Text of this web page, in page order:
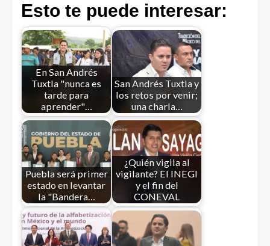
Esto te puede interesar:
En San Andrés
Tuxtla "nunca es
tarde para
aprender"…
San Andrés Tuxtla y
los retos por venir;
una charla…
Puebla será primer
estado en levantar
la "Bandera…
¿Quién vigila al
vigilante? El INEGI
y el fin del
CONEVAL